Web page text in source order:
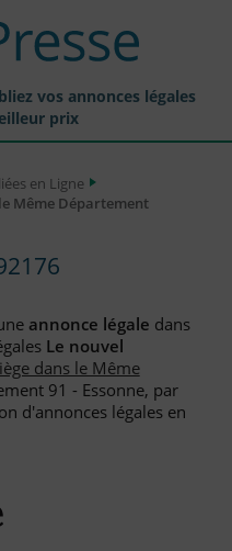
vos annonces légales
prix
d'Annonces Légales
en Ligne
Même Département
annonce légale dans
Le nouvel
dans le Même
91 - Essonne, par
d'annonces légales en